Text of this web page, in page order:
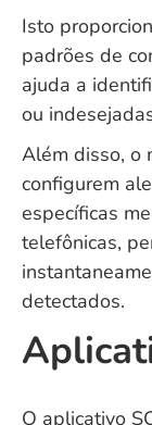
Isto
padrões de
ajuda a
ou
Além disso, o
configurem
específicas
telefônicas,
detectados.
O aplicativo